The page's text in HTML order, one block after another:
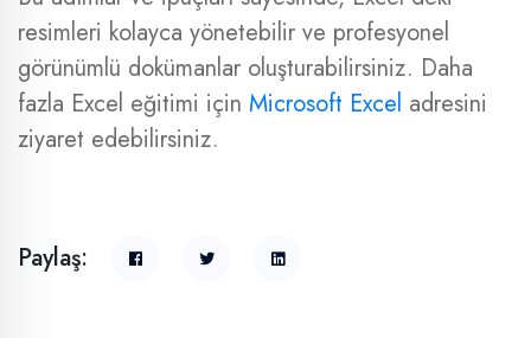
resimleri kolayca yönetebilir ve profesyonel
görünümlü dokümanlar oluşturabilirsiniz. Daha
fazla Excel eğitimi için Microsoft Excel adresini
ziyaret edebilirsiniz.
Paylaş: